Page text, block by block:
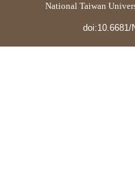
National Taiwan
doi:10.6681/